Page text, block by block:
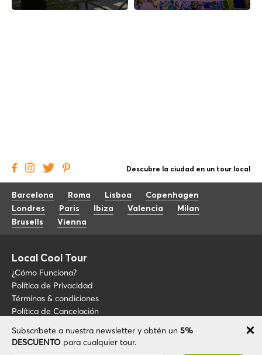
Subscríbete a nuestra newsletter y obtén un 5%
DESCUENTO para cualquier tour.
Descubre la ciudad en un tour local
Barcelona Roma Lisboa
Copenhagen
Londres
Paris Ibiza Valencia
Milan
Brusells
Vienna
Local Cool Tour
¿Cómo Funciona?
Política de Privacidad
Términos & condiciones
Política de Cancelación
Blog
Sobre LCT
+34 675 176 220